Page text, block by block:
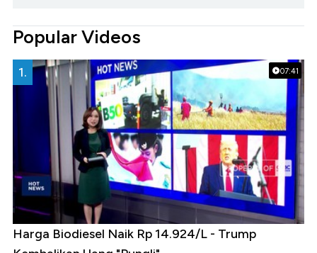
Popular Videos
07:41
1.
Harga Biodiesel Naik Rp 14.924/L - Trump